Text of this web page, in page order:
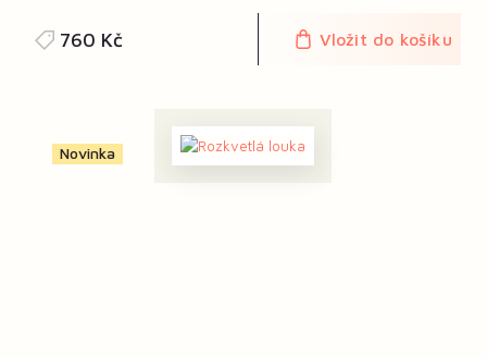
760 Kč Vložit do košíku
Novinka